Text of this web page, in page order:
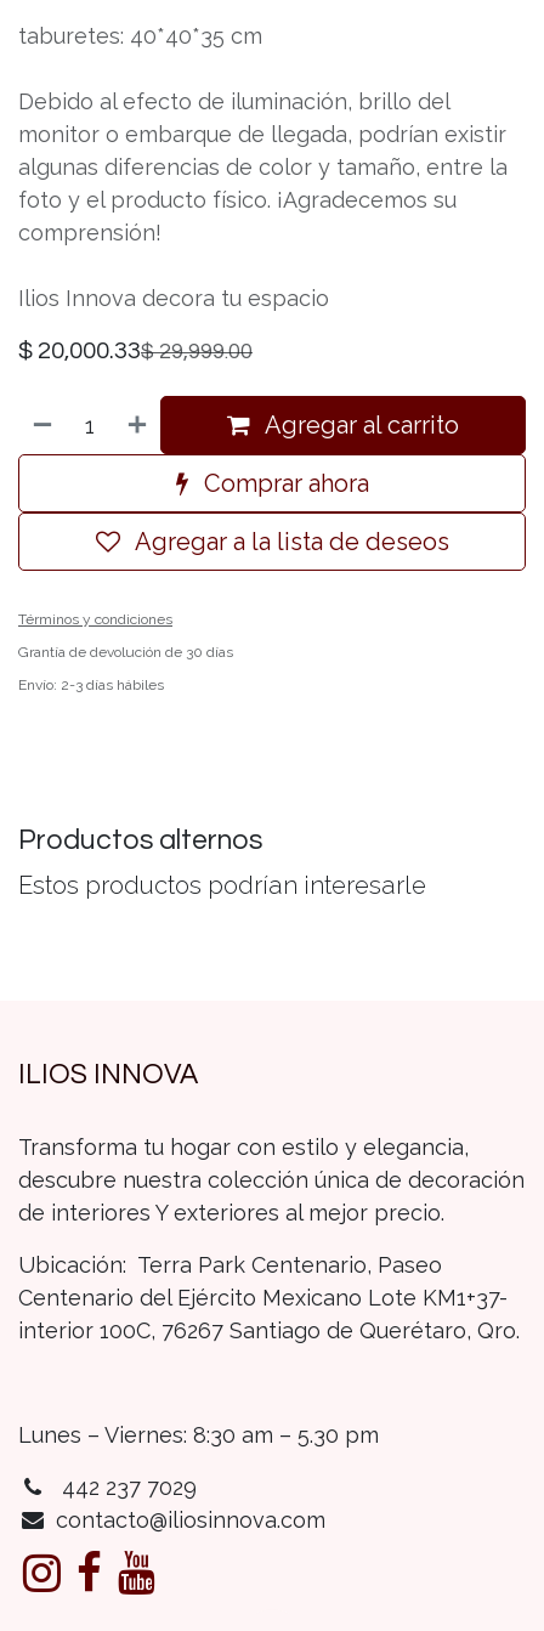
taburetes: 40*40*35 cm
Debido al efecto de iluminación, brillo del
monitor o embarque de llegada, podrían existir
algunas diferencias de color y tamaño, entre la
foto y el producto físico. ¡Agradecemos su
comprensión!
Ilios Innova decora tu espacio
$ 20,000.33$29,999.00
Agregar al carrito
Comprar ahora
Agregar a la lista de deseos
Términos y condiciones
Grantía de devolución de 30 días
Envío: 2-3 días hábiles
Productos alternos
Estos productos podrían interesarle
ILIOS INNOVA
Transforma tu hogar con estilo y elegancia,
descubre nuestra colección única de decoración
de interiores Y exteriores al mejor precio.
Ubicación: Terra Park Centenario, Paseo
Centenario del Ejército Mexicano Lote KM1+37-
interior 100C, 76267 Santiago de Querétaro, Qro.
Lunes – Viernes: 8:30 am – 5.30 pm
442 237 7029
contacto@iliosinnova.com